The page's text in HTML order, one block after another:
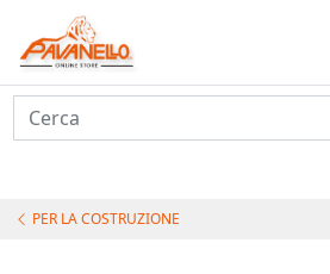
Cerca
PER LA COSTRUZIONE